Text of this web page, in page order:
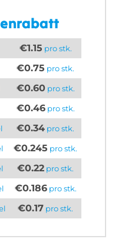
€1.15 pro stk.
€0.75 pro stk.
€0.60pro stk.
€0.46pro stk.
€0.34 pro stk.
€0.245 pro stk.
€0.22 pro stk.
€0.186pro stk.
€0.17 pro stk.